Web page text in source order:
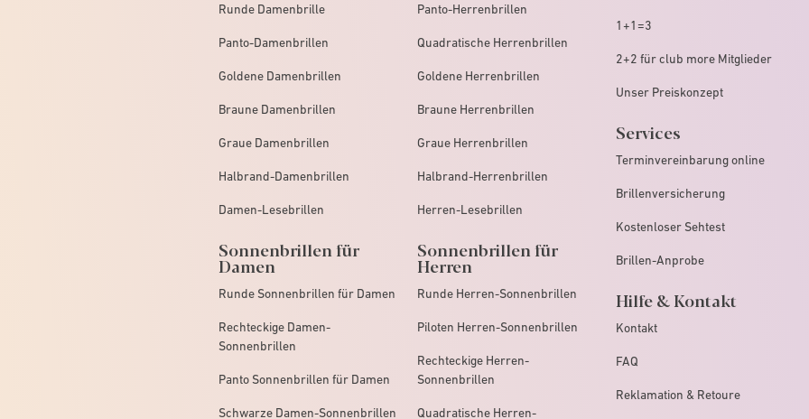
Runde Damenbrille
Panto-Damenbrillen
Goldene Damenbrillen
Braune Damenbrillen
Graue Damenbrillen
Halbrand-Damenbrillen
Damen-Lesebrillen
Sonnenbrillen für
Damen
Runde Sonnenbrillen für Damen
Rechteckige Damen-
Sonnenbrillen
Panto Sonnenbrillen für Damen
Schwarze Damen-Sonnenbrillen
Panto-Herrenbrillen
Quadratische Herrenbrillen
Goldene Herrenbrillen
Braune Herrenbrillen
Graue Herrenbrillen
Halbrand-Herrenbrillen
Herren-Lesebrillen
Sonnenbrillen für
Herren
Runde Herren-Sonnenbrillen
Piloten Herren-Sonnenbrillen
Rechteckige Herren-
Sonnenbrillen
Quadratische Herren-
1+1=3
2+2 für club more Mitglieder
Unser Preiskonzept
Services
Terminvereinbarung online
Brillenversicherung
Kostenloser Sehtest
Brillen-Anprobe
Hilfe & Kontakt
Kontakt
FAQ
Reklamation & Retoure